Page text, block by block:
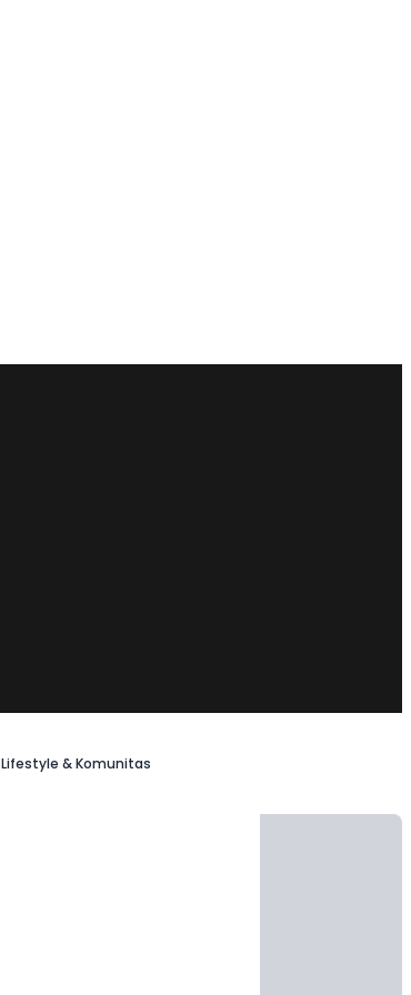
Lifestyle & Komunitas